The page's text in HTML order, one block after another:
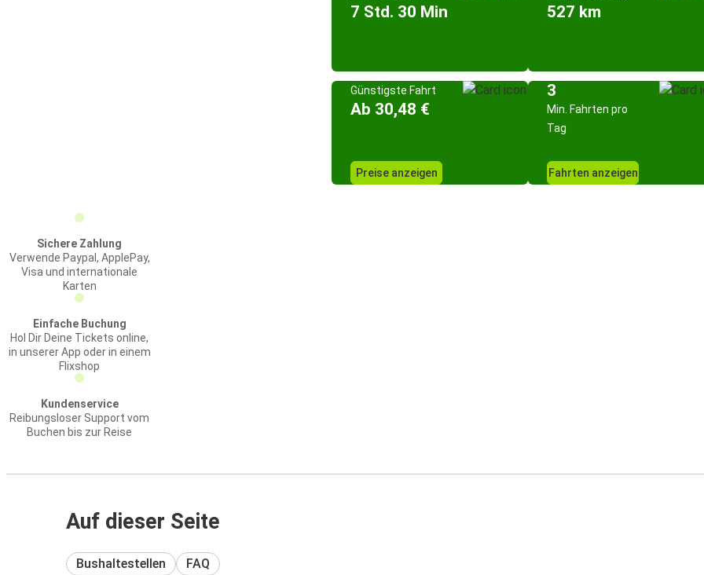
7 Std. 30 Min 527 km
Günstigste Fahrt
Ab 30,48 €
Preise anzeigen
3
Min. Fahrten pro
Tag
Fahrten anzeigen
Sichere Zahlung
Verwende Paypal, ApplePay,
Visa und internationale
Karten
Einfache Buchung
Hol Dir Deine Tickets online,
in unserer App oder in einem
Flixshop
Kundenservice
Reibungsloser Support vom
Buchen bis zur Reise
Auf dieser Seite
Bushaltestellen FAQ